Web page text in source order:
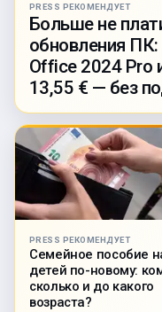
PRESS РЕКОМЕНДУЕТ
Больше не
обновления
Office 2024 Pro
13,55 € — без
PRESS РЕКОМЕНДУЕТ
Семейное пособие
детей по-новому:
сколько и до какого
возраста?